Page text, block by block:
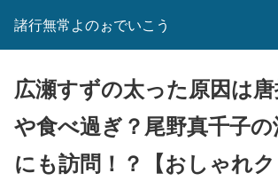
諸行無常よのぉでいこう
広瀬すずの太った原因は
や食べ過ぎ？尾野真千子
にも訪問！？【おしゃれク